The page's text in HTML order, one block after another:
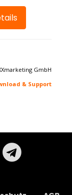
GmbH
& Support